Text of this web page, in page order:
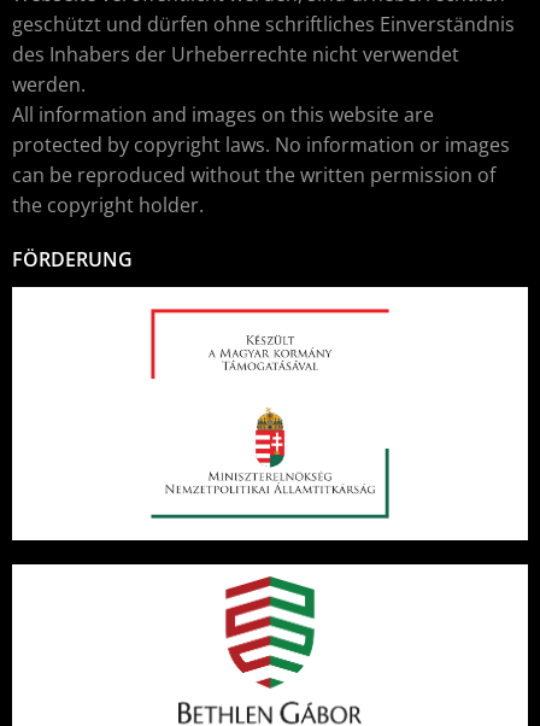
geschützt und dürfen ohne schriftliches Einverständnis
des Inhabers der Urheberrechte nicht verwendet
werden.
All information and images on this website are
protected by copyright laws. No information or images
can be reproduced without the written permission of
the copyright holder.
FÖRDERUNG